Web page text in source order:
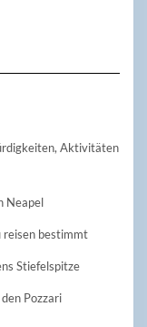
Aktivitäten
Neapel
reisen bestimmt
Stiefelspitze
Pozzari